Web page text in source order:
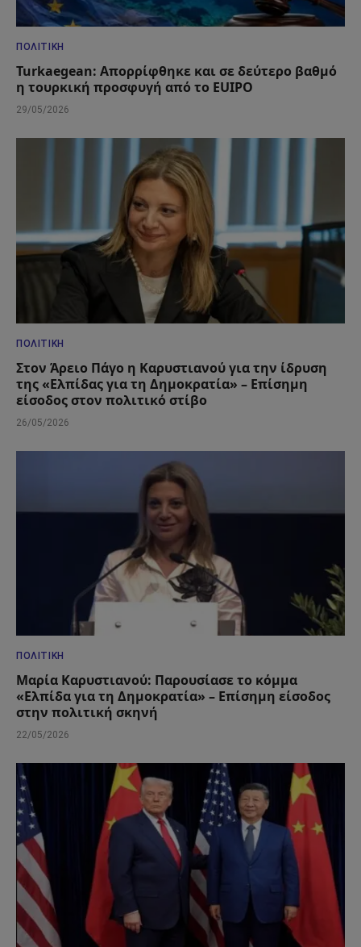
ΠΟΛΙΤΙΚΉ
Turkaegean: Απορρίφθηκε και σε δεύτερο βαθμό
η τουρκική προσφυγή από το EUIPO
29/05/2026
ΠΟΛΙΤΙΚΉ
Στον Άρειο Πάγο η Καρυστιανού για την ίδρυση
της «Ελπίδας για τη Δημοκρατία» – Επίσημη
είσοδος στον πολιτικό στίβο
26/05/2026
ΠΟΛΙΤΙΚΉ
Μαρία Καρυστιανού: Παρουσίασε το κόμμα
«Ελπίδα για τη Δημοκρατία» – Επίσημη είσοδος
στην πολιτική σκηνή
22/05/2026